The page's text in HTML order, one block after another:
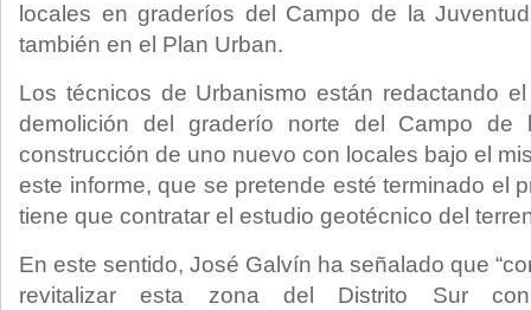
locales en graderíos del Campo de la
también en el Plan Urban.
Los técnicos de Urbanismo están redactando
demolición del graderío norte del Campo de
construcción de uno nuevo con locales bajo el
este informe, que se pretende esté terminado el
tiene que contratar el estudio geotécnico del
En este sentido, José Galvín ha señalado que
revitalizar esta zona del Distrito Sur